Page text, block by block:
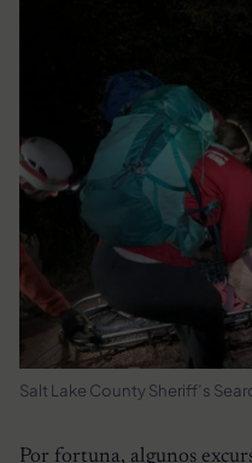
Salt Lake County Sheriff’s
Por fortuna, algunos